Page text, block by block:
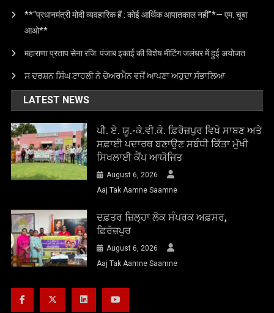
**“प्रधानमंत्री मोदी व्यवहारिक हैं : कोई आर्थिक आपातकाल नहीं”*— एम. चूबा
आओ**
महाराणा प्रताप सेना रजि: पंजाब इकाई की विशेष मीटिंग जलंधर में हुई अयोजत
ਸ ਦਰਸ਼ਨ ਸਿੰਘ ਟਾਹਲੀ ਨੇ ਚੇਅਰਮੈਨ ਵਜੋਂ ਆਪਣਾ ਅਹੁਦਾ ਸੰਭਾਲਿਆ
LATEST NEWS
ਪੀ. ਏ. ਯੂ.-ਕੇ.ਵੀ.ਕੇ. ਫ਼ਿਰੋਜ਼ਪੁਰ ਵਿਖੇ ਸਾਬਣ ਅਤੇ
ਸਫ਼ਾਈ ਪਦਾਰਥ ਬਣਾਉਣ ਸਬੰਧੀ ਕਿੱਤਾ ਮੁੱਖੀ
ਸਿਖਲਾਈ ਕੈਂਪ ਆਯੋਜਿਤ
August 6, 2026
Aaj Tak Aamne Saamne
ਦਫ਼ਤਰ ਜ਼ਿਲ੍ਹਾ ਲੋਕ ਸੰਪਰਕ ਅਫ਼ਸਰ,
ਫ਼ਿਰੋਜ਼ਪੁਰ
August 6, 2026
Aaj Tak Aamne Saamne